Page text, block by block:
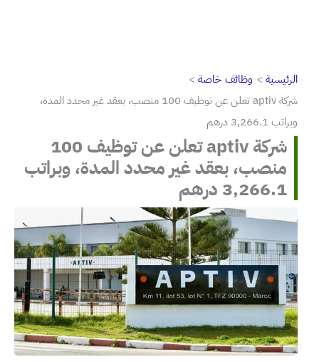
الرئيسية
وظائف خاصة
شركة aptiv تعلن عن توظيف 100 منصب، بعقد غير محدد المدة،
وبراتب 3,266.1 درهم
شركة aptiv تعلن عن توظيف 100
منصب، بعقد غير محدد المدة، وبراتب
3,266.1 درهم